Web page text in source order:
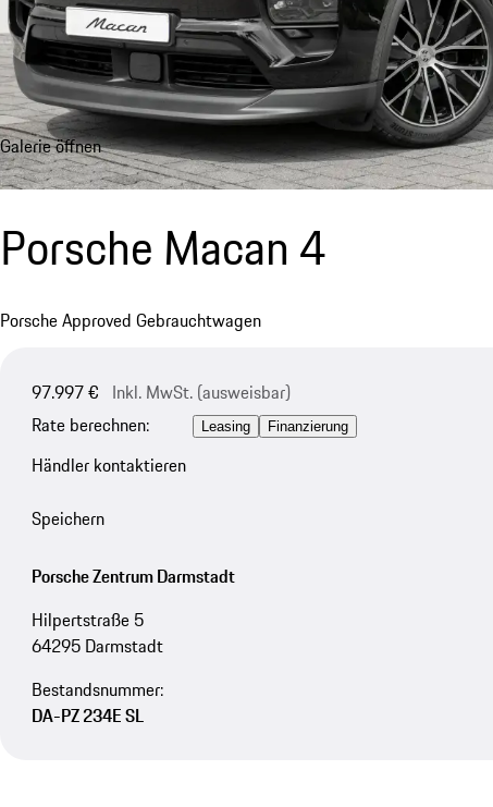
Galerie öffnen
Porsche Macan 4
Porsche Approved Gebrauchtwagen
97.997 € Inkl. MwSt. (ausweisbar)
Rate berechnen:
Leasing Finanzierung
Händler kontaktieren
Speichern
Porsche Zentrum Darmstadt
Hilpertstraße 5
64295 Darmstadt
Bestandsnummer:
DA-PZ 234E SL